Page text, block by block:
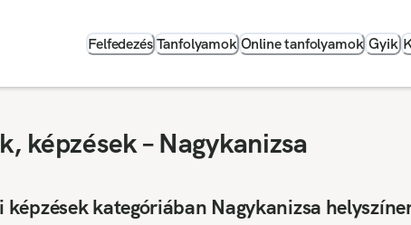
Felfedezés Tanfolyamok Online tanfolyamok Gyik
képzések – Nagykanizsa
kategóriában Nagykanizsa